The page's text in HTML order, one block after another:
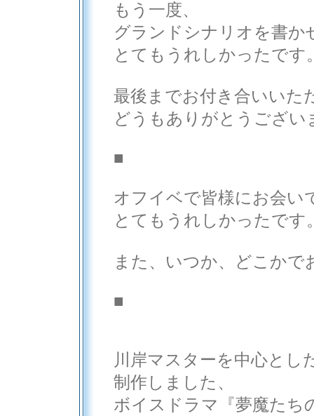
もう一度、
グランドシナリオを書
とてもうれしかったです
最後までお付き合いいた
どうもありがとうござい
■
オフイベで皆様にお会い
とてもうれしかったです
また、いつか、どこかで
■
川岸マスターを中心とし
制作しました、
ボイスドラマ『夢魔たち